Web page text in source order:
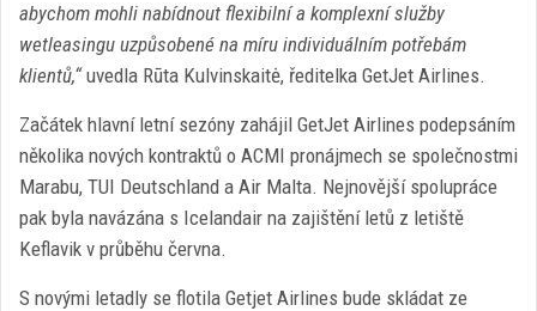
abychom mohli nabídnout flexibilní a komplexní služby
wetleasingu uzpůsobené na míru individuálním potřebám
klientů,“uvedla Rūta Kulvinskaitė, ředitelka GetJet Airlines.
Začátek hlavní letní sezóny zahájil GetJet Airlines podepsáním
několika nových kontraktů o ACMI pronájmech se společnostmi
Marabu, TUI Deutschland a Air Malta. Nejnovější spolupráce
pak byla navázána s Icelandair na zajištění letů z letiště
Keflavik v průběhu června.
S novými letadly se flotila Getjet Airlines bude skládat ze